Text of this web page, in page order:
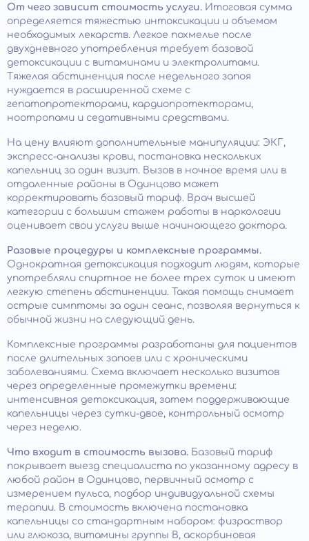
От чего зависит стоимость услуги. Итоговая сумма
определяется тяжестью интоксикации и объемом
необходимых лекарств. Легкое похмелье после
двухдневного употребления требует базовой
детоксикации с витаминами и электролитами.
Тяжелая абстиненция после недельного запоя
нуждается в расширенной схеме с
гепатопротекторами, кардиопротекторами,
ноотропами и седативными средствами.
На цену влияют дополнительные манипуляции: ЭКГ,
экспресс-анализы крови, постановка нескольких
капельниц за один визит. Вызов в ночное время или в
отдаленные районы в Одинцово может
корректировать базовый тариф. Врач высшей
категории с большим стажем работы в наркологии
оценивает свои услуги выше начинающего доктора.
Разовые процедуры и комплексные программы.
Однократная детоксикация подходит людям, которые
употребляли спиртное не более трех суток и имеют
легкую степень абстиненции. Такая помощь снимает
острые симптомы за один сеанс, позволяя вернуться к
обычной жизни на следующий день.
Комплексные программы разработаны для пациентов
после длительных запоев или с хроническими
заболеваниями. Схема включает несколько визитов
через определенные промежутки времени:
интенсивная детоксикация, затем поддерживающие
капельницы через сутки-двое, контрольный осмотр
через неделю.
Что входит в стоимость вызова. Базовый тариф
покрывает выезд специалиста по указанному адресу в
любой район в Одинцово, первичный осмотр с
измерением пульса, подбор индивидуальной схемы
терапии. В стоимость включена постановка
капельницы со стандартным набором: физраствор
или глюкоза, витамины группы B, аскорбиновая